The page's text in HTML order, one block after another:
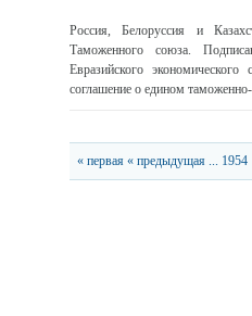
Россия, Белоруссия и
Таможенного союза.
Евразийского
соглашение о едином
« первая « предыдущая ... 1954